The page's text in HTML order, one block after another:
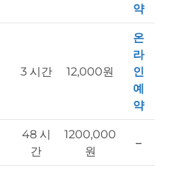
약
3 시간 12,000원
온
라
인
예
약
48 시
간
1200,000
원
–